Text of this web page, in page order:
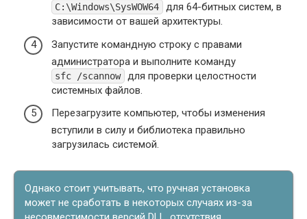
C:\Windows\SysWOW64
для 64-битных систем, в
зависимости от вашей архитектуры.
Запустите командную строку с правами
администратора и выполните команду
sfc /scannow
для проверки целостности
системных файлов.
Перезагрузите компьютер, чтобы изменения
вступили в силу и библиотека правильно
загрузилась системой.
Однако стоит учитывать, что ручная установка
может не сработать в некоторых случаях из-за